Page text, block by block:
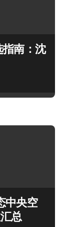
南：沈
中央空
总